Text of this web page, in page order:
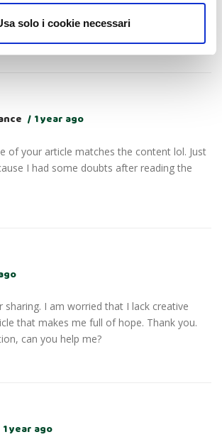
solo i cookie necessari
1 year ago
of your article matches the content lol. Just
I had some doubts after reading the
sharing. I am worried that I lack creative
that makes me full of hope. Thank you.
can you help me?
1 year ago